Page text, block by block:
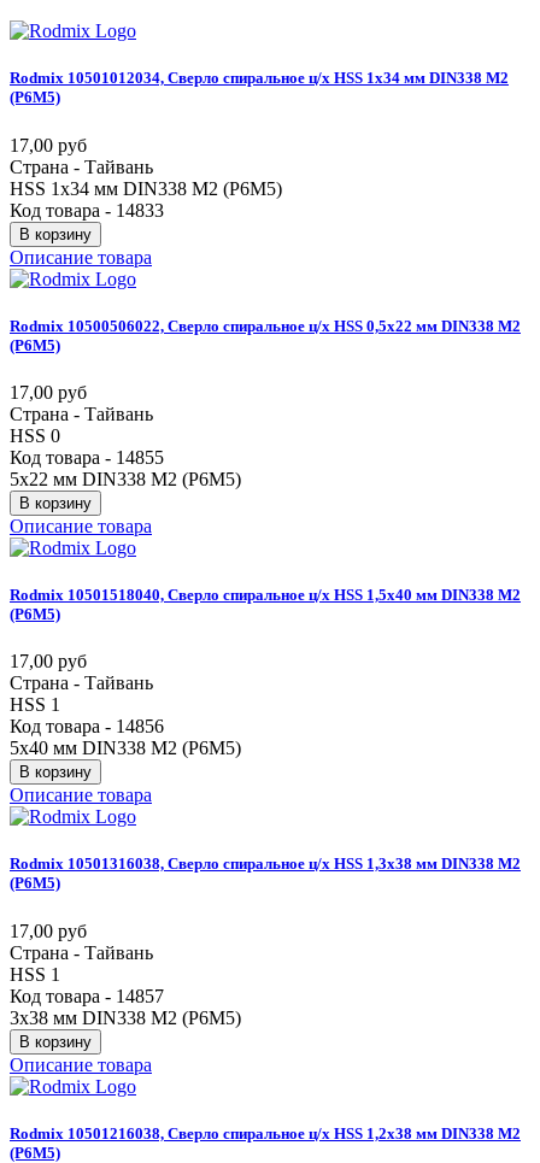
Rodmix 10501012034, Сверло спиральное ц/х HSS 1х34 мм DIN338 М2
(Р6М5)
17,00 руб
Страна - Тайвань
HSS 1х34 мм DIN338 М2 (Р6М5)
Код товара - 14833
В корзину
Описание товара
Rodmix 10500506022, Сверло спиральное ц/х HSS 0,5х22 мм DIN338 М2
(Р6М5)
17,00 руб
Страна - Тайвань
HSS 0
Код товара - 14855
5х22 мм DIN338 М2 (Р6М5)
В корзину
Описание товара
Rodmix 10501518040, Сверло спиральное ц/х HSS 1,5х40 мм DIN338 М2
(Р6М5)
17,00 руб
Страна - Тайвань
HSS 1
Код товара - 14856
5х40 мм DIN338 М2 (Р6М5)
В корзину
Описание товара
Rodmix 10501316038, Сверло спиральное ц/х HSS 1,3х38 мм DIN338 М2
(Р6М5)
17,00 руб
Страна - Тайвань
HSS 1
Код товара - 14857
3х38 мм DIN338 М2 (Р6М5)
В корзину
Описание товара
Rodmix 10501216038, Сверло спиральное ц/х HSS 1,2х38 мм DIN338 М2
(Р6М5)